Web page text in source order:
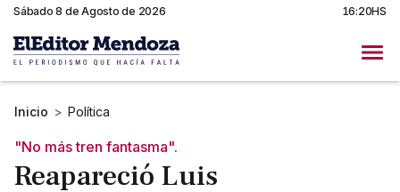
Sábado 8 de Agosto de 2026 16:20HS
Inicio > Política
"No más tren fantasma".
Reapareció Luis